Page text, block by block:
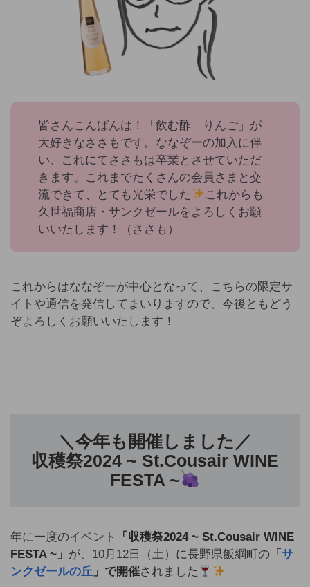
皆さんこんばんは！「飲む酢 りんご」が
大好きなささもです。ななぞーの加入に伴
い、これにてささもは卒業とさせていただ
きます。これまでたくさんの会員さまと交
流できて、とても光栄でした
これからも
久世福商店・サンクゼールをよろしくお願
いいたします！（ささも）
これからはななぞーが中心となって、こちらの限定サ
イトや通信を発信してまいりますので、今後ともどう
ぞよろしくお願いいたします！
＼今年も開催しました／
収穫祭2024 ~ St.Cousair WINE
FESTA ~
年に一度のイベント
「収穫祭2024 ~ St.Cousair WINE
FESTA ~」 が、10月12日（土）に長野県飯綱町の 「 サ
ンクゼールの丘 」 で開催されました